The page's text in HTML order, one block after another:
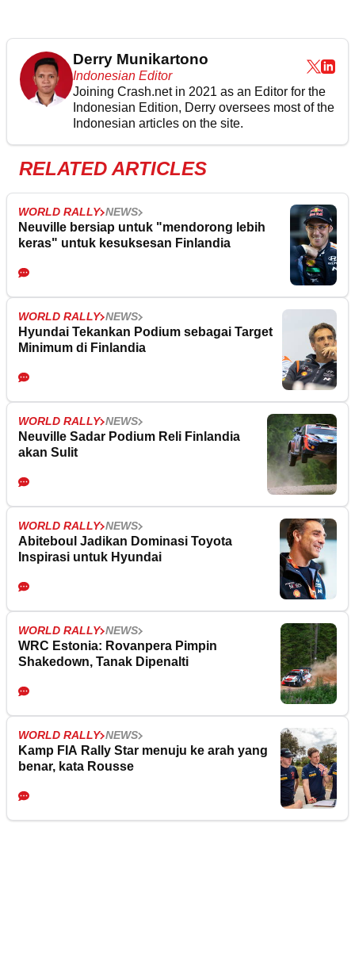
Derry Munikartono
Indonesian Editor
Joining Crash.net in 2021 as an Editor for the
Indonesian Edition, Derry oversees most of the
Indonesian articles on the site.
RELATED ARTICLES
WORLD RALLY NEWS
Neuville bersiap untuk "mendorong lebih
keras" untuk kesuksesan Finlandia
WORLD RALLY NEWS
Hyundai Tekankan Podium sebagai Target
Minimum di Finlandia
WORLD RALLY NEWS
Neuville Sadar Podium Reli Finlandia
akan Sulit
WORLD RALLY NEWS
Abiteboul Jadikan Dominasi Toyota
Inspirasi untuk Hyundai
WORLD RALLY NEWS
WRC Estonia: Rovanpera Pimpin
Shakedown, Tanak Dipenalti
WORLD RALLY NEWS
Kamp FIA Rally Star menuju ke arah yang
benar, kata Rousse